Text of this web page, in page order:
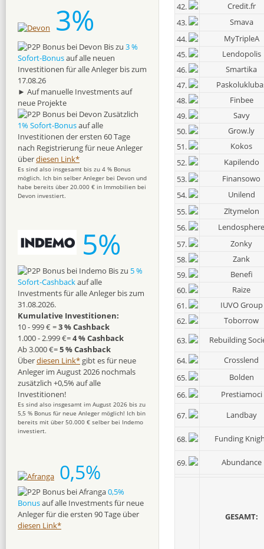
42.
Credit.fr
43.
Smava
44.
MyTripleA
45.
Lendopolis
46.
Smartika
47.
48.
Finbee
49.
Savy
50.
Grow.ly
51.
Kokos
52.
Kapilendo
53.
Finansowo
54.
Unilend
55.
Zltymelon
56.
Lendosphere
57.
Zonky
58.
Zank
59.
Benefi
60.
Raize
61.
IUVO Group
62.
Toborrow
63.
Rebuilding
64.
Crosslend
65.
Bolden
66.
Prestiamoci
67.
Landbay
68. Funding
69. Abundance
GESAMT:
3%
Bis zu 3 %
Sofort-Bonusauf alle neuen
Investitionen für alle Anleger bis zum
17.08.26
► Auf manuelle Investments auf
neue Projekte
Zusätzlich
1% Sofort-Bonusauf alle
Investitionen der ersten 60 Tage
nach Registrierung für neue Anleger
überdiesen Link*
Es sind also insgesamt bis zu 4 % Bonus
möglich. Ich bin selber Anleger bei Devon und
habe bereits über 20.000 € in Immobilien bei
Devon investiert.
5%
Bis zu 5 %
Sofort-Cashbackauf alle
Investments für alle Anleger bis zum
31.08.2026.
Kumulative Investitionen:
10 - 999 € =3 % Cashback
1.000 - 2.999 €=4 % Cashback
Ab 3.000 €=5 % Cashback
Überdiesen Link* gibt es für neue
Anleger im August 2026 nochmals
zusätzlich +0,5% auf alle
Investitionen!
Es sind also insgesamt im August 2026 bis zu
5,5 % Bonus für neue Anleger möglich! Ich bin
bereits mit über 50.000 € selber bei Indemo
investiert.
0,5%
0,5%
Bonusauf alle Investments für neue
Anleger für die ersten 90 Tage über
diesen Link*